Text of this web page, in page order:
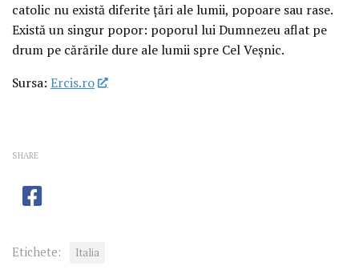
catolic nu există diferite ţări ale lumii, popoare sau rase.
Există un singur popor: poporul lui Dumnezeu aflat pe
drum pe cărările dure ale lumii spre Cel Veşnic.
Sursa: Ercis.ro
SHARE
Etichete: Italia